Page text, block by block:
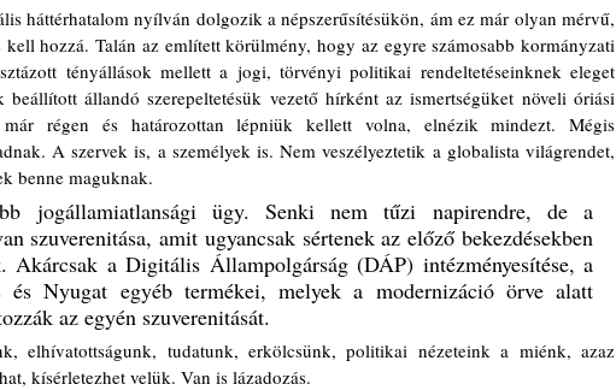
háttérhatalom nyílván dolgozik a népszerűsítésükön, ám ez már olyan mérvű,
hozzá. Talán az említett körülmény, hogy az egyre számosabb kormányzati
tényállások mellett a jogi, törvényi politikai rendeltetéseinknek eleget
beállított állandó szerepeltetésük vezető hírként az ismertségüket növeli óriási
régen és határozottan lépniük kellett volna, elnézik mindezt. Mégis
A szervek is, a személyek is. Nem veszélyeztetik a globalista világrendet,
benne maguknak.
jogállamiatlansági ügy. Senki nem tűzi napirendre, de a
szuverenitása, amit ugyancsak sértenek az előző bekezdésekben
Akárcsak a Digitális Állampolgárság (DÁP) intézményesítése, a
és Nyugat egyéb termékei, melyek a modernizáció örve alatt
az egyén szuverenitását.
elhívatottságunk, tudatunk, erkölcsünk, politikai nézeteink a miénk, azaz
kísérletezhet velük. Van is lázadozás.